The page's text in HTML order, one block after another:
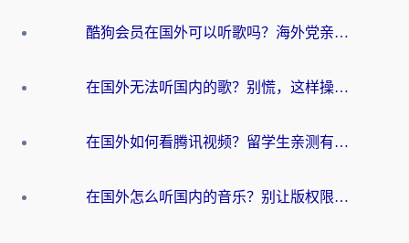
酷狗会员在国外可以听歌吗？海外党亲测有效：3步解决音乐权限难题
在国外无法听国内的歌？别慌，这样操作就能畅听QQ音乐（附亲测加速器推荐）
在国外如何看腾讯视频？留学生亲测有效的回国加速方案
在国外怎么听国内的音乐？别让版权限制断了你的华语歌单